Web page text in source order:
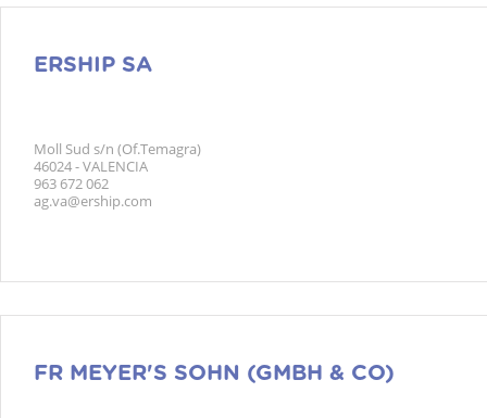
ERSHIP SA
Moll Sud s/n (Of.Temagra)
46024 - VALENCIA
963 672 062
ag.va@ership.com
FR MEYER'S SOHN (GMBH & CO)